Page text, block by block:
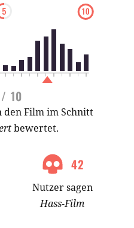
/ 10
den Film im Schnitt
bewertet.
42
Nutzersagen
Hass-Film